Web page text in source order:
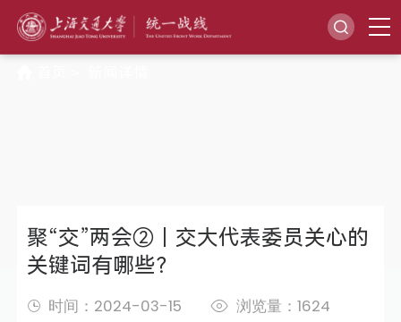
聚“交”两会②｜交大代表委员关心的
关键词有哪些？
时间：2024-03-15 浏览量：1624